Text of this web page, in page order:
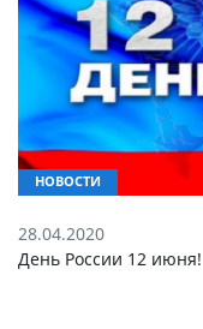
НОВОСТИ
28.04.2020
День России 12 июня!